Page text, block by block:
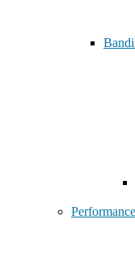
Performance